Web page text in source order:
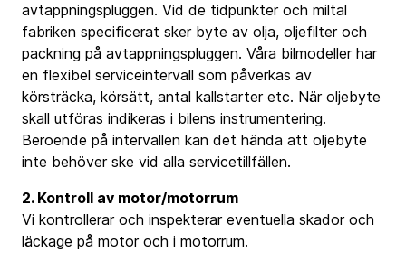
avtappningspluggen. Vid de tidpunkter och miltal
fabriken specificerat sker byte av olja, oljefilter och
packning på avtappningspluggen. Våra bilmodeller har
en flexibel serviceintervall som påverkas av
körsträcka, körsätt, antal kallstarter etc. När oljebyte
skall utföras indikeras i bilens instrumentering.
Beroende på intervallen kan det hända att oljebyte
inte behöver ske vid alla servicetillfällen.
2. Kontroll av motor/motorrum
Vi kontrollerar och inspekterar eventuella skador och
läckage på motor och i motorrum.